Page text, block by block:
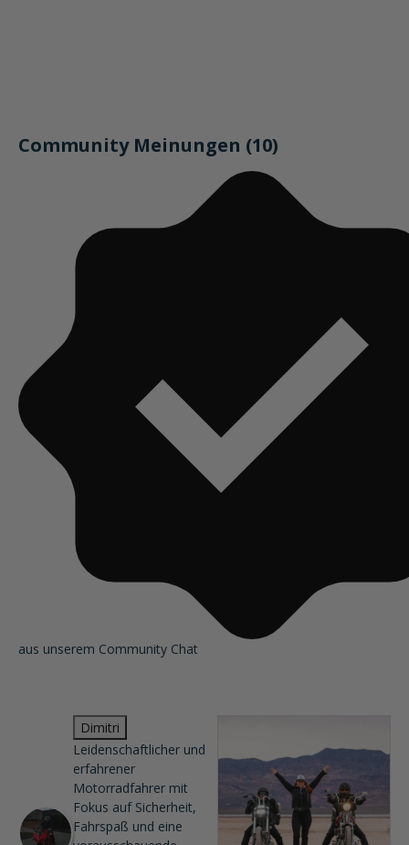
Community Meinungen (10)
aus unserem Community Chat
Dimitri
Leidenschaftlicher und
erfahrener
Motorradfahrer mit
Fokus auf Sicherheit,
Fahrspaß und eine